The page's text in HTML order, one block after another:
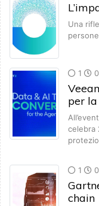
Una
1
per
celebra
1
chain